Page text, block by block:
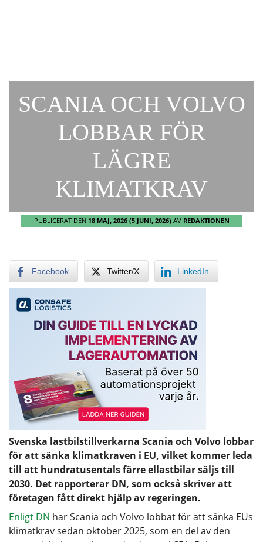
SCANIA OCH VOLVO
LOBBAR FÖR
LÄGRE
KLIMATKRAV
PUBLICERAT DEN 18 MAJ, 2026(5 JUNI, 2026) AV REDAKTIONEN
Facebook Twitter/X LinkedIn
Svenska lastbilstillverkarna Scania och Volvo lobbar
för att sänka klimatkraven i EU, vilket kommer leda
till att hundratusentals färre ellastbilar säljs till
2030. Det rapporterar DN, som också skriver att
företagen fått direkt hjälp av regeringen.
Enligt DN har Scania och Volvo lobbat för att sänka EUs
klimatkrav sedan oktober 2025, som en del av den